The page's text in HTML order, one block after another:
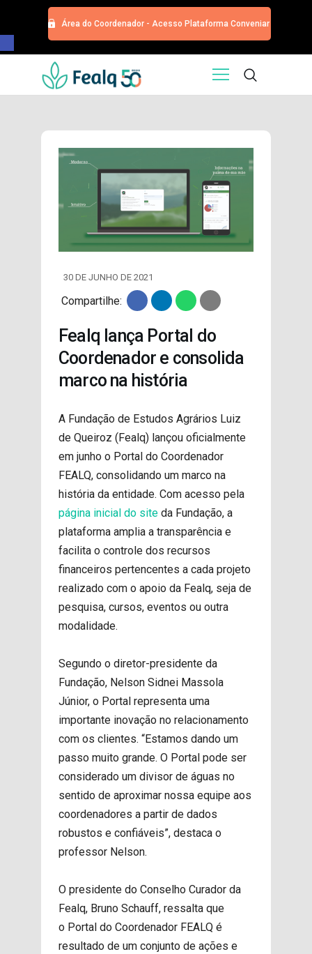
Barra de Ferramentas Aberta
Área do Coordenador - Acesso Plataforma Conveniar
HOME
EDITORA
PROGRAMA DE APOIOS
TRABALHE CONOSCO
NOTÍCIAS
CONTATO
ESPECIALIZAÇÕES USP
DOAÇÕES PARA
PROJETOS
30 DE JUNHO DE 2021
Compartilhe:
Fealq lança Portal do
Coordenador e consolida
marco na história
A Fundação de Estudos Agrários Luiz
de Queiroz (Fealq) lançou oficialmente
em junho o Portal do Coordenador
FEALQ, consolidando um marco na
história da entidade. Com acesso pela
página inicial do site da Fundação, a
plataforma amplia a transparência e
facilita o controle dos recursos
financeiros pertencentes a cada projeto
realizado com o apoio da Fealq, seja de
pesquisa, cursos, eventos ou outra
modalidade.
Segundo o diretor-presidente da
Fundação, Nelson Sidnei Massola
Júnior, o Portal representa uma
importante inovação no relacionamento
com os clientes. “Estamos dando um
passo muito grande. O Portal pode ser
considerado um divisor de águas no
sentido de aproximar nossa equipe aos
coordenadores a partir de dados
robustos e confiáveis”, destaca o
professor Nelson.
O presidente do Conselho Curador da
Fealq, Bruno Schauff, ressalta que
o Portal do Coordenador FEALQ é
resultado de um conjunto de ações e